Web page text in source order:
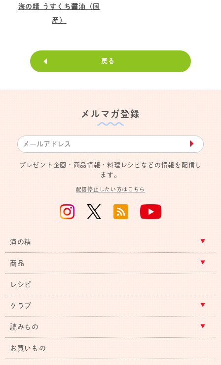
海の精 うすくち醤油（国
産）
戻る
メルマガ登録
▶︎
プレゼント企画・商品情報・料理レシピなどの情報を配信し
ます。
配信停止したい方はこちら
海の精
商品
レシピ
クラブ
読みもの
お買いもの